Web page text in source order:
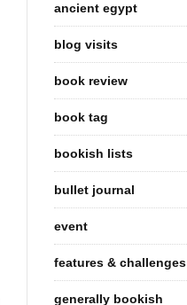
ancient egypt
blog visits
book review
book tag
bookish lists
bullet journal
event
features & challenges
generally bookish